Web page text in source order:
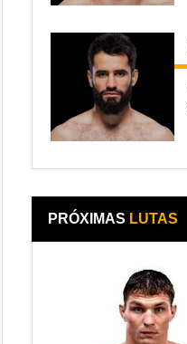
PRÓXIMAS LUTAS